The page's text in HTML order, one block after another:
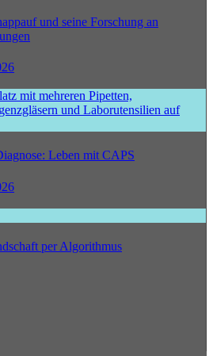
und seine Forschung an
Leben mit CAPS
per Algorithmus